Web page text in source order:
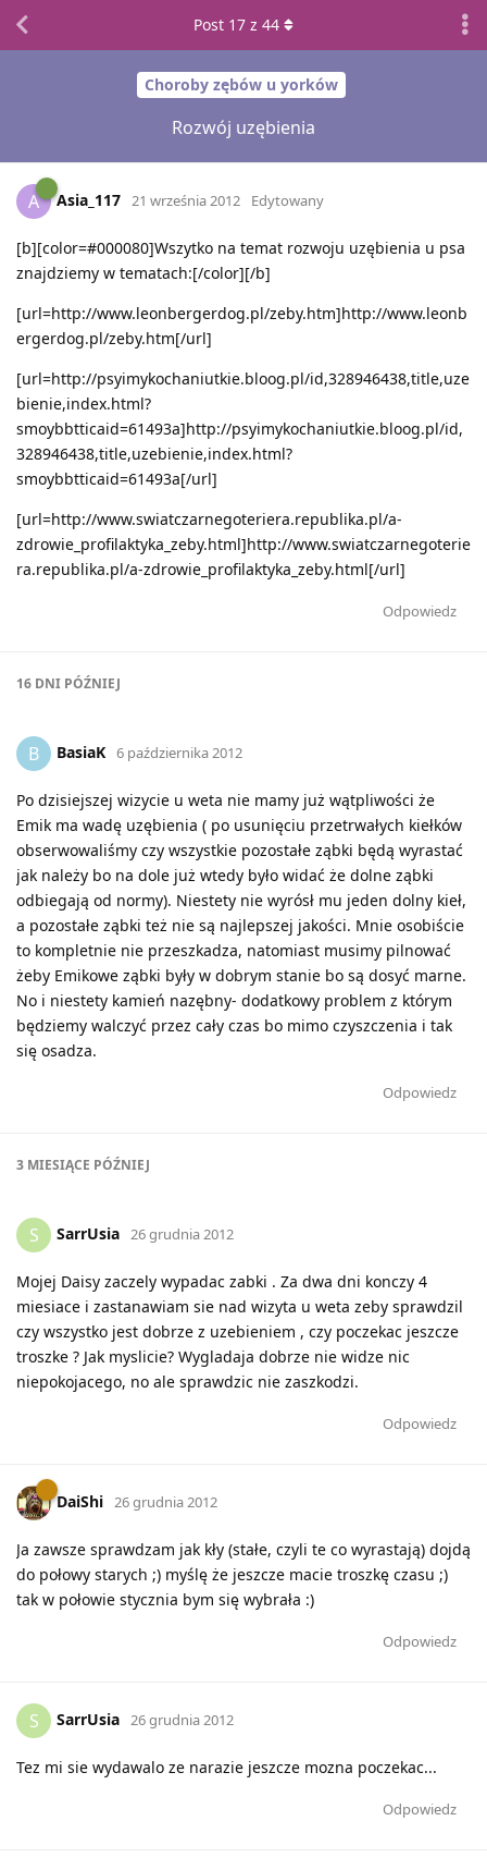
Choroby zębów u yorków
Rozwój uzębienia
Post 17 z 44
A Asia_117 21 września 2012 Edytowany
[b][color=#000080]Wszytko na temat rozwoju uzębienia u psa
znajdziemy w tematach:[/color][/b]
[url=http://www.leonbergerdog.pl/zeby.htm]http://www.leonb
ergerdog.pl/zeby.htm[/url]
[url=http://psyimykochaniutkie.bloog.pl/id,328946438,title,uze
bienie,index.html?
smoybbtticaid=61493a]http://psyimykochaniutkie.bloog.pl/id,
328946438,title,uzebienie,index.html?
smoybbtticaid=61493a[/url]
[url=http://www.swiatczarnegoteriera.republika.pl/a-
zdrowie_profilaktyka_zeby.html]http://www.swiatczarnegoterie
ra.republika.pl/a-zdrowie_profilaktyka_zeby.html[/url]
Odpowiedz
16 DNI PÓŹNIEJ
B BasiaK 6 października 2012
Po dzisiejszej wizycie u weta nie mamy już wątpliwości że
Emik ma wadę uzębienia ( po usunięciu przetrwałych kiełków
obserwowaliśmy czy wszystkie pozostałe ząbki będą wyrastać
jak należy bo na dole już wtedy było widać że dolne ząbki
odbiegają od normy). Niestety nie wyrósł mu jeden dolny kieł,
a pozostałe ząbki też nie są najlepszej jakości. Mnie osobiście
to kompletnie nie przeszkadza, natomiast musimy pilnować
żeby Emikowe ząbki były w dobrym stanie bo są dosyć marne.
No i niestety kamień nazębny- dodatkowy problem z którym
będziemy walczyć przez cały czas bo mimo czyszczenia i tak
się osadza.
Odpowiedz
3 MIESIĄCE PÓŹNIEJ
S SarrUsia 26 grudnia 2012
Mojej Daisy zaczely wypadac zabki . Za dwa dni konczy 4
miesiace i zastanawiam sie nad wizyta u weta zeby sprawdzil
czy wszystko jest dobrze z uzebieniem , czy poczekac jeszcze
troszke ? Jak myslicie? Wygladaja dobrze nie widze nic
niepokojacego, no ale sprawdzic nie zaszkodzi.
Odpowiedz
DaiShi 26 grudnia 2012
Ja zawsze sprawdzam jak kły (stałe, czyli te co wyrastają) dojdą
do połowy starych ;) myślę że jeszcze macie troszkę czasu ;)
tak w połowie stycznia bym się wybrała :)
Odpowiedz
S SarrUsia 26 grudnia 2012
Tez mi sie wydawalo ze narazie jeszcze mozna poczekac...
Odpowiedz